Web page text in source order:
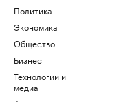
Политика
Экономика
Общество
Бизнес
Технологии и
медиа